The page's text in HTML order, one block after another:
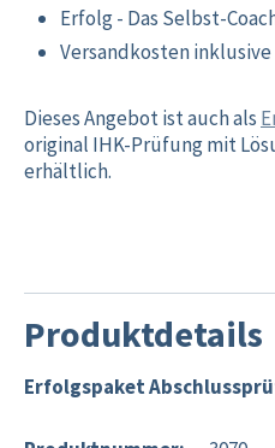
Erfolg - Das Selbst-
Versandkosten inklusive
Dieses Angebot ist auch als
original IHK-Prüfung mit
erhältlich.
Produktdetails
Erfolgspaket